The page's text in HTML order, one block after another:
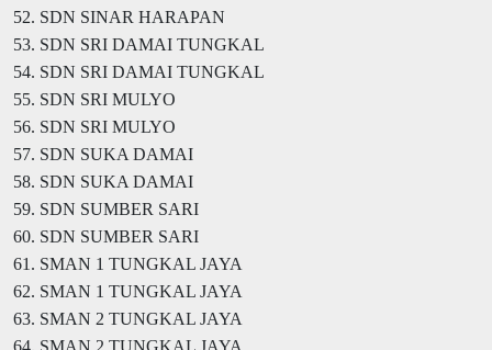
52. SDN SINAR HARAPAN
53. SDN SRI DAMAI TUNGKAL
54. SDN SRI DAMAI TUNGKAL
55. SDN SRI MULYO
56. SDN SRI MULYO
57. SDN SUKA DAMAI
58. SDN SUKA DAMAI
59. SDN SUMBER SARI
60. SDN SUMBER SARI
61. SMAN 1 TUNGKAL JAYA
62. SMAN 1 TUNGKAL JAYA
63. SMAN 2 TUNGKAL JAYA
64. SMAN 2 TUNGKAL JAYA